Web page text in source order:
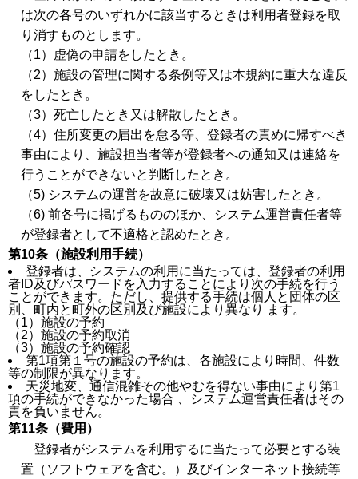
は次の各号のいずれかに該当するときは利用者登録を取
り消すものとします。
（1）虚偽の申請をしたとき。
（2）施設の管理に関する条例等又は本規約に重大な違反
をしたとき。
（3）死亡したとき又は解散したとき。
（4）住所変更の届出を怠る等、登録者の責めに帰すべき
事由により、施設担当者等が登録者への通知又は連絡を
行うことができないと判断したとき。
（5) システムの運営を故意に破壊又は妨害したとき。
（6) 前各号に掲げるもののほか、システム運営責任者等
が登録者として不適格と認めたとき。
第10条（施設利用手続）
登録者は、システムの利用に当たっては、登録者の利用
者ID及びパスワードを入力することにより次の手続を行う
ことができます。ただし、提供する手続は個人と団体の区
別、町内と町外の区別及び施設により異なり ます。
（1）施設の予約
（2）施設の予約取消
（3）施設の予約確認
第1項第１号の施設の予約は、各施設により時間、件数
等の制限が異なります。
天災地変、通信混雑その他やむを得ない事由により第1
項の手続ができなかった場合 、システム運営責任者はその
責を負いません。
第11条（費用）
登録者がシステムを利用するに当たって必要とする装
置（ソフトウェアを含む。）及びインターネット接続等